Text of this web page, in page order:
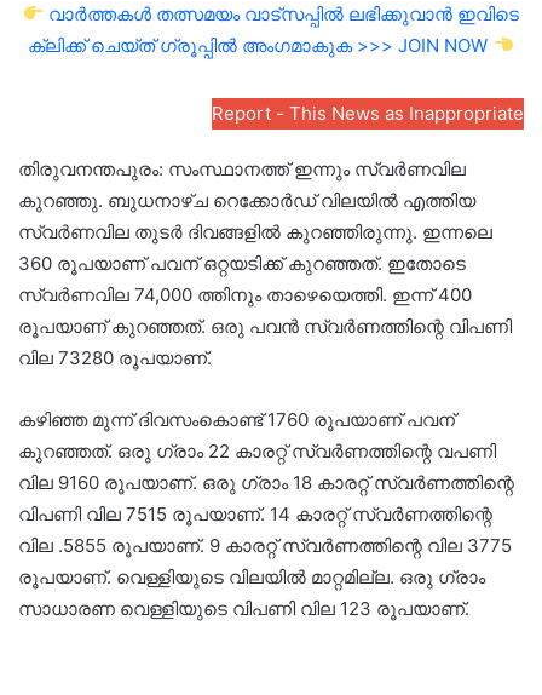
വാർത്തകൾ തത്സമയം വാട്സപ്പിൽ ലഭിക്കുവാൻ ഇവിടെ
ക്ലിക്ക് ചെയ്ത് ഗ്രൂപ്പിൽ അംഗമാകുക >>> JOIN NOW
Report - This News as Inappropriate
തിരുവനന്തപുരം: സംസ്ഥാനത്ത് ഇന്നും സ്വർണവില
കുറഞ്ഞു. ബുധനാഴ്ച റെക്കോർഡ് വിലയിൽ എത്തിയ
സ്വർണവില തുടർ ദിവങ്ങളിൽ കുറഞ്ഞിരുന്നു. ഇന്നലെ
360 രൂപയാണ് പവന് ഒറ്റയടിക്ക് കുറഞ്ഞത്. ഇതോടെ
സ്വർണവില 74,000 ത്തിനും താഴെയെത്തി. ഇന്ന് 400
രൂപയാണ് കുറ‍ഞ്ഞത്. ഒരു പവൻ സ്വർണത്തിന്റെ വിപണി
വില 73280 രൂപയാണ്.
കഴിഞ്ഞ മൂന്ന് ദിവസംകൊണ്ട് 1760 രൂപയാണ് പവന്
കുറഞ്ഞത്. ഒരു ഗ്രാം 22 കാരറ്റ് സ്വർണത്തിന്റെ വപണി
വില 9160 രൂപയാണ്. ഒരു ഗ്രാം 18 കാരറ്റ് സ്വർണത്തിന്റെ
വിപണി വില 7515 രൂപയാണ്. 14 കാരറ്റ് സ്വർണത്തിന്റെ
വില .5855 രൂപയാണ്. 9 കാരറ്റ് സ്വർണത്തിന്റെ വില 3775
രൂപയാണ്. വെള്ളിയുടെ വിലയിൽ മാറ്റമില്ല. ഒരു ഗ്രാം
സാധാരണ വെള്ളിയുടെ വിപണി വില 123 രൂപയാണ്.